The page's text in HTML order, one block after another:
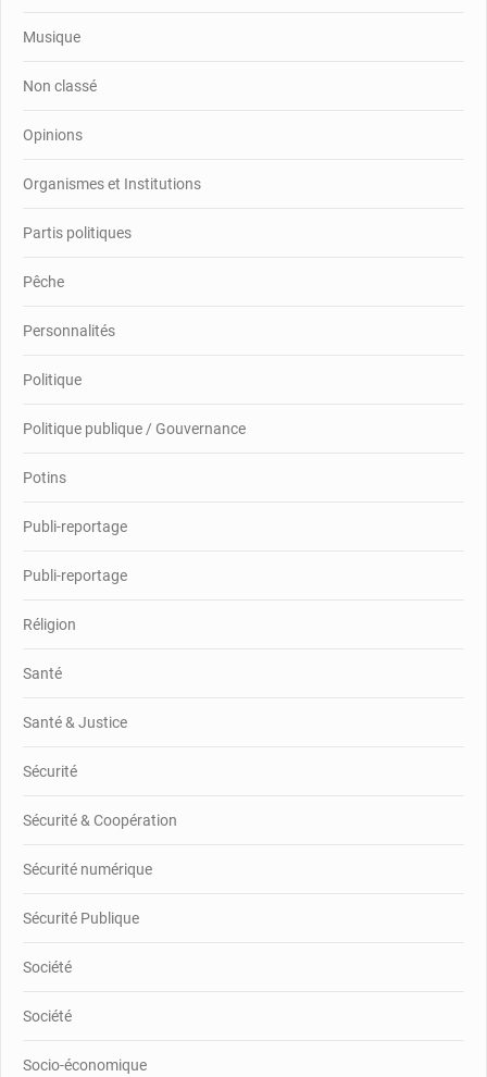
Musique
Non classé
Opinions
Organismes et Institutions
Partis politiques
Pêche
Personnalités
Politique
Politique publique / Gouvernance
Potins
Publi-reportage
Publi-reportage
Réligion
Santé
Santé & Justice
Sécurité
Sécurité & Coopération
Sécurité numérique
Sécurité Publique
Société
Société
Socio-économique